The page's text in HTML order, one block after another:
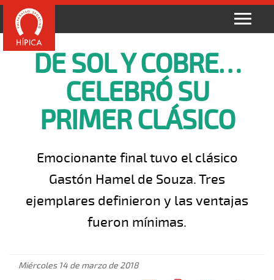
DE SOL Y COBRE…
CELEBRÓ SU
PRIMER CLÁSICO
Emocionante final tuvo el clásico
Gastón Hamel de Souza. Tres
ejemplares definieron y las ventajas
fueron mínimas.
Miércoles 14 de marzo de 2018